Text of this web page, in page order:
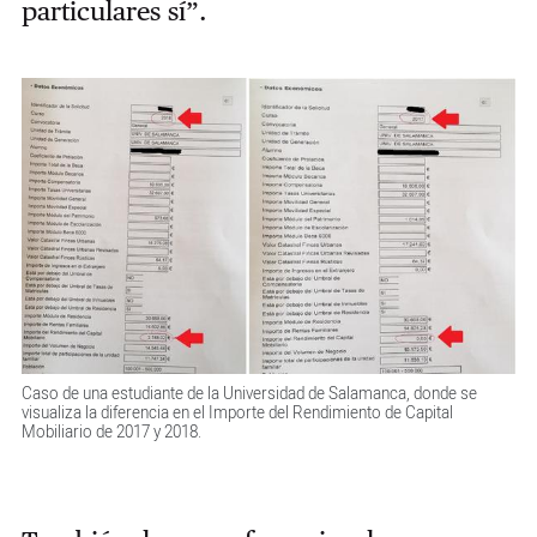
particulares sí”.
Caso de una estudiante de la Universidad de Salamanca, donde se
visualiza la diferencia en el Importe del Rendimiento de Capital
Mobiliario de 2017 y 2018.